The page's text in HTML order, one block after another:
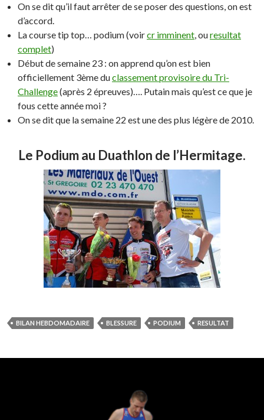
On se dit qu’il faut arrêter de se poser des questions, on est
d’accord.
La course tip top… podium (voircr imminent, ouresultat
complet)
Début de semaine 23 : on apprend qu’on est bien
officiellement 3ème duclassement provisoire du Tri-
Challenge(après 2 épreuves)…. Putain mais qu’est ce que je
fous cette année moi ?
On se dit que la semaine 22 est une des plus légère de 2010.
Le Podium au Duathlon de l’Hermitage.
BILAN HEBDOMADAIRE BLESSURE PODIUM RESULTAT